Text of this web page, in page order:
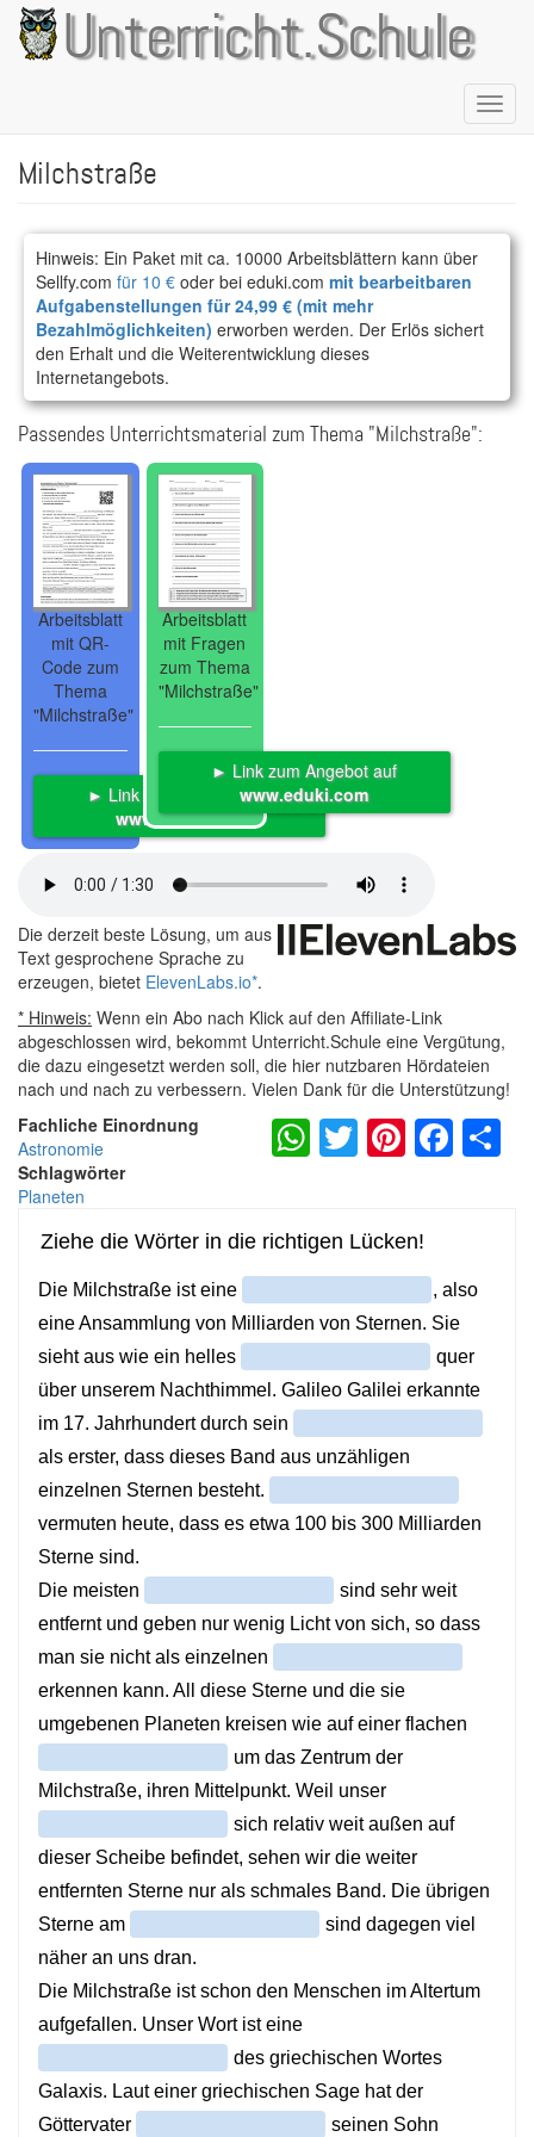
Direkt
zum
Inhalt
Unterricht.Schule
Milchstraße
Hinweis: Ein Paket mit ca. 10000 Arbeitsblättern kann über
Sellfy.com für 10 € oder bei eduki.com mit bearbeitbaren
Aufgabenstellungen für 24,99 € (mit mehr
Bezahlmöglichkeiten) erworben werden. Der Erlös sichert
den Erhalt und die Weiterentwicklung dieses
Internetangebots.
Passendes Unterrichtsmaterial zum Thema "Milchstraße":
Arbeitsblatt
mit QR-
Code zum
Thema
"Milchstraße"
► Link zum Angebot auf
www.eduki.com
Arbeitsblatt
mit Fragen
zum Thema
"Milchstraße"
► Link zum Angebot auf
www.eduki.com
Die derzeit beste Lösung, um aus
Text gesprochene Sprache zu
erzeugen, bietet ElevenLabs.io*.
* Hinweis: Wenn ein Abo nach Klick auf den Affiliate-Link
abgeschlossen wird, bekommt Unterricht.Schule eine Vergütung,
die dazu eingesetzt werden soll, die hier nutzbaren Hördateien
nach und nach zu verbessern. Vielen Dank für die Unterstützung!
Fachliche Einordnung
Astronomie
Schlagwörter
Planeten
WhatsApp
Twitter